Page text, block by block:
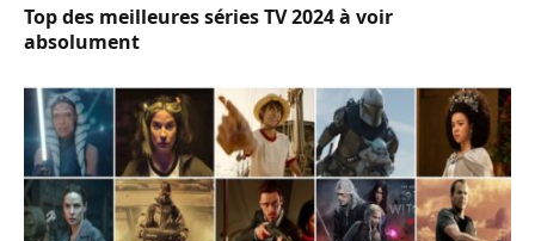
Top des meilleures séries TV 2024 à voir
absolument